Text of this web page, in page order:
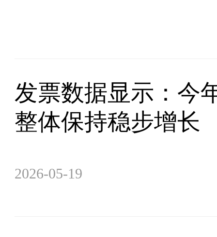
发票数据显示：今
整体保持稳步增长
2026-05-19